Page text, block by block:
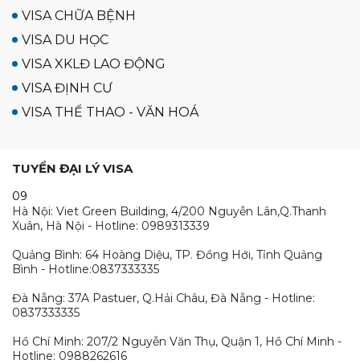
VISA CHỮA BỆNH
VISA DU HỌC
VISA XKLĐ LAO ĐỘNG
VISA ĐỊNH CƯ
VISA THỂ THAO - VĂN HOÁ
TUYỂN ĐẠI LÝ VISA
09
Hà Nội: Viet Green Building, 4/200 Nguyễn Lân,Q.Thanh
Xuân, Hà Nội - Hotline: 0989313339
Quảng Bình: 64 Hoàng Diệu, TP. Đồng Hới, Tỉnh Quảng
Bình - Hotline:0837333335
Đà Nẵng: 37A Pastuer, Q.Hải Châu, Đà Nẵng - Hotline:
0837333335
Hồ Chí Minh: 207/2 Nguyễn Văn Thụ, Quận 1, Hồ Chí Minh -
Hotline: 0988262616